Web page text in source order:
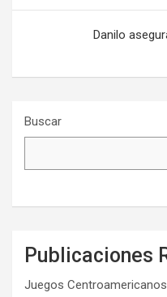
entradasDanilo
Buscar
Publicaciones
Juegos